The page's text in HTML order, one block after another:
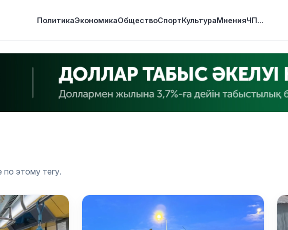
ПолитикаЭкономикаОбществоСпортКультураМненияЧП...
этому тегу.